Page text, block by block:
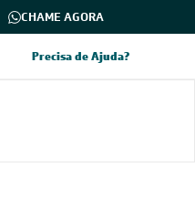
CHAME AGORA
Precisa de Ajuda?
5% OFF no PIX
pagamento à vista